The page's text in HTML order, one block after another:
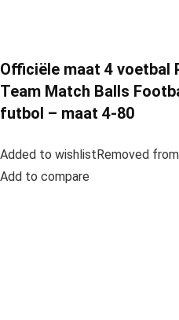
Officiële maat 4 voetbal
Team Match Balls
futbol – maat 4-80
Added to wishlistRemoved
Add to compare